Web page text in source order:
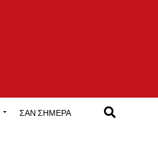
ΣΑΝ ΣΉΜΕΡΑ